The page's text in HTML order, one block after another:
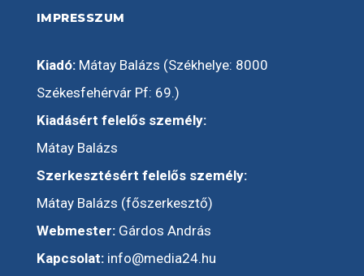
IMPRESSZUM
Kiadó:Mátay Balázs (Székhelye: 8000
Székesfehérvár Pf: 69.)
Kiadásért felelős személy:
Mátay Balázs
Szerkesztésért felelős személy:
Mátay Balázs (főszerkesztő)
Webmester:Gárdos András
Kapcsolat: info@media24.hu